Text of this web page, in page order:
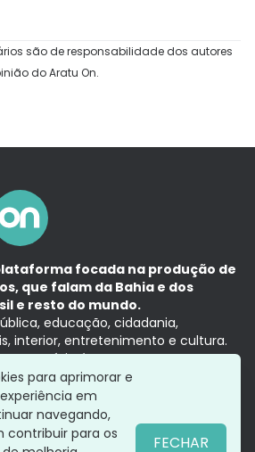
são de responsabilidade dos autores
do Aratu On.
focada na produção de
que falam da Bahia e dos
e resto do mundo.
educação, cidadania,
interior, entretenimento e cultura.
e a notícia é no tempo presente,
Grupo Aratu.
de privacidade
para aprimorar e
em
navegando,
contribuir para os
FECHAR